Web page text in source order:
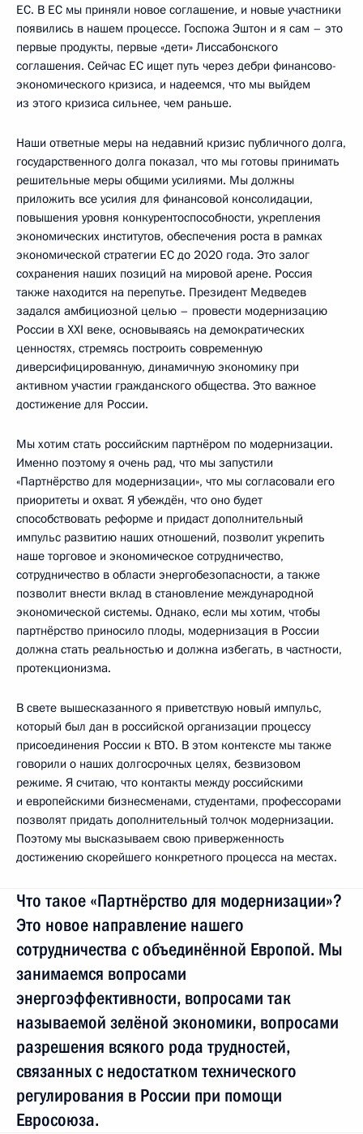
ЕС. В ЕС мы приняли новое соглашение, и новые участники
появились в нашем процессе. Госпожа Эштон и я сам – это
первые продукты, первые «дети» Лиссабонского
соглашения. Сейчас ЕС ищет путь через дебри финансово-
экономического кризиса, и надеемся, что мы выйдем
из этого кризиса сильнее, чем раньше.
Наши ответные меры на недавний кризис публичного долга,
государственного долга показал, что мы готовы принимать
решительные меры общими усилиями. Мы должны
приложить все усилия для финансовой консолидации,
повышения уровня конкурентоспособности, укрепления
экономических институтов, обеспечения роста в рамках
экономической стратегии ЕС до 2020 года. Это залог
сохранения наших позиций на мировой арене. Россия
также находится на перепутье. Президент Медведев
задался амбициозной целью – провести модернизацию
России в XXI веке, основываясь на демократических
ценностях, стремясь построить современную
диверсифицированную, динамичную экономику при
активном участии гражданского общества. Это важное
достижение для России.
Мы хотим стать российским партнёром по модернизации.
Именно поэтому я очень рад, что мы запустили
«Партнёрство для модернизации», что мы согласовали его
приоритеты и охват. Я убеждён, что оно будет
способствовать реформе и придаст дополнительный
импульс развитию наших отношений, позволит укрепить
наше торговое и экономическое сотрудничество,
сотрудничество в области энергобезопасности, а также
позволит внести вклад в становление международной
экономической системы. Однако, если мы хотим, чтобы
партнёрство приносило плоды, модернизация в России
должна стать реальностью и должна избегать, в частности,
протекционизма.
В свете вышесказанного я приветствую новый импульс,
который был дан в российской организации процессу
присоединения России к ВТО. В этом контексте мы также
говорили о наших долгосрочных целях, безвизовом
режиме. Я считаю, что контакты между российскими
и европейскими бизнесменами, студентами, профессорами
позволят придать дополнительный толчок модернизации.
Поэтому мы высказываем свою приверженность
достижению скорейшего конкретного процесса на местах.
Что такое «Партнёрство для модернизации»?
Это новое направление нашего
сотрудничества с объединённой Европой. Мы
занимаемся вопросами
энергоэффективности, вопросами так
называемой зелёной экономики, вопросами
разрешения всякого рода трудностей,
связанных с недостатком технического
регулирования в России при помощи
Евросоюза.